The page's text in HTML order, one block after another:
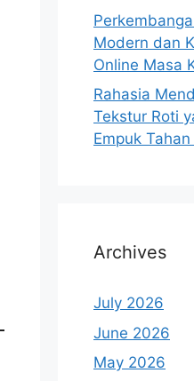
Modern dan
Online Masa
Rahasia
Tekstur Roti
Empuk
Archives
July 2026
June 2026
May 2026